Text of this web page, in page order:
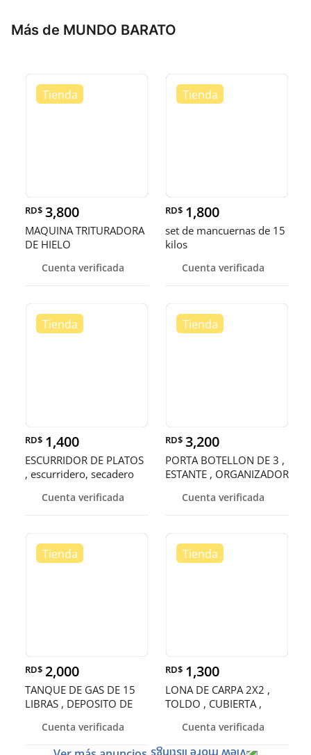
Más de MUNDO BARATO
RD$ 3,800
MAQUINA TRITURADORA
DE HIELO
Cuenta verificada
RD$ 1,800
set de mancuernas de 15
kilos
Cuenta verificada
RD$ 1,400
ESCURRIDOR DE PLATOS
, escurridero, secadero
Cuenta verificada
RD$ 3,200
PORTA BOTELLON DE 3 ,
ESTANTE , ORGANIZADOR
Cuenta verificada
RD$ 2,000
TANQUE DE GAS DE 15
LIBRAS , DEPOSITO DE
Cuenta verificada
RD$ 1,300
LONA DE CARPA 2X2 ,
TOLDO , CUBIERTA ,
Cuenta verificada